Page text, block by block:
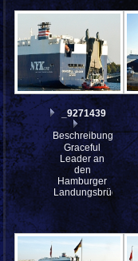
_9271439
Beschreibung:
Graceful
Leader an
den
Hamburger
Landungsbrücken